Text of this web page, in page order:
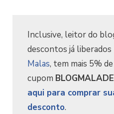
Inclusive, leitor do
descontos já
Malas, tem mais 5%
cupom
aqui para comprar
desconto.